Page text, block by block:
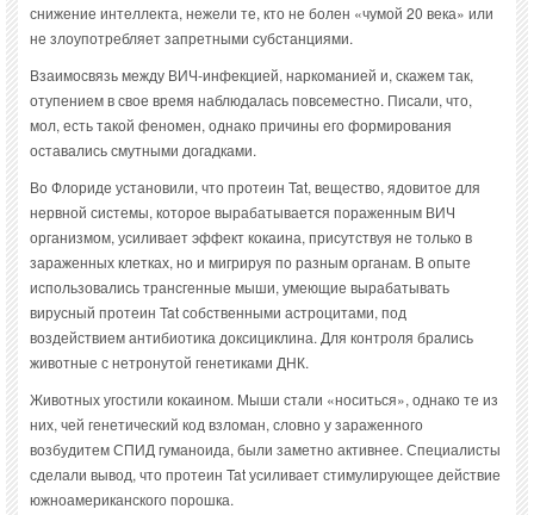
снижение интеллекта, нежели те, кто не болен «чумой 20 века» или
не злоупотребляет запретными субстанциями.
Взаимосвязь между ВИЧ-инфекцией, наркоманией и, скажем так,
отупением в свое время наблюдалась повсеместно. Писали, что,
мол, есть такой феномен, однако причины его формирования
оставались смутными догадками.
Во Флориде установили, что протеин Tat, вещество, ядовитое для
нервной системы, которое вырабатывается пораженным ВИЧ
организмом, усиливает эффект кокаина, присутствуя не только в
зараженных клетках, но и мигрируя по разным органам. В опыте
использовались трансгенные мыши, умеющие вырабатывать
вирусный протеин Tat собственными астроцитами, под
воздействием антибиотика доксициклина. Для контроля брались
животные с нетронутой генетиками ДНК.
Животных угостили кокаином. Мыши стали «носиться», однако те из
них, чей генетический код взломан, словно у зараженного
возбудитем СПИД гуманоида, были заметно активнее. Специалисты
сделали вывод, что протеин Tat усиливает стимулирующее действие
южноамериканского порошка.